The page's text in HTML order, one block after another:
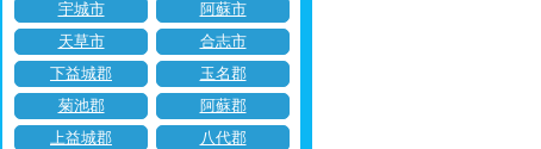
宇城市
阿蘇市
天草市
合志市
下益城郡
玉名郡
菊池郡
阿蘇郡
上益城郡
八代郡